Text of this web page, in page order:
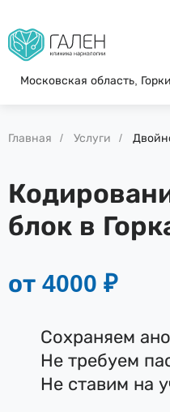
Московская область,
О КЛИНИКЕ
УСЛУГИ
КОНТАКТЫ
Главная Услуги
блок в
от 4000 ₽
Сохраняем
Не требуем
Не ставим на